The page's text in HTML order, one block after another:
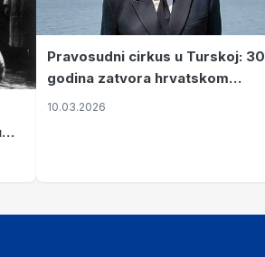
Pravosudni cirkus u Turskoj: 30
godina zatvora hrvatskom
kapetanu kojeg su sami pustili
10.03.2026